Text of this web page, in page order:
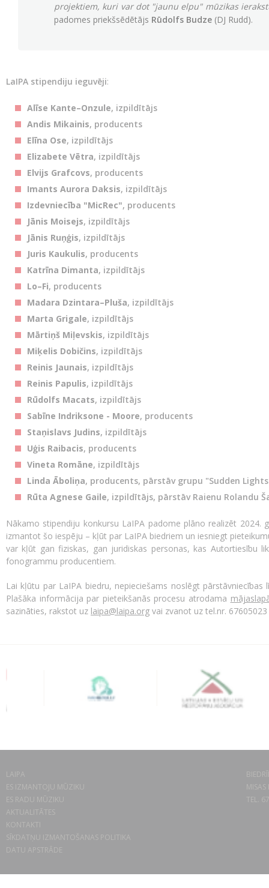
projektiem, kuri var dot "jaunu elpu"mūzikas
padomes priekšsēdētājs Rūdolfs Budze (DJ Rudd).
LaIPA stipendiju ieguvēji:
Alīse Kante–Onzule, izpildītājs
Andis Mikainis, producents
Elīna Ose, izpildītājs
Elizabete Vētra, izpildītājs
Elvijs Grafcovs, producents
Imants Aurora Daksis, izpildītājs
Izdevniecība "MicRec", producents
Jānis Moisejs, izpildītājs
Jānis Ruņģis, izpildītājs
Juris Kaukulis, producents
Katrīna Dimanta, izpildītājs
Lo–Fi, producents
Madara Dzintara–Pluša, izpildītājs
Marta Grigale, izpildītājs
Mārtiņš Miļevskis, izpildītājs
Miķelis Dobičins, izpildītājs
Reinis Jaunais, izpildītājs
Reinis Papulis, izpildītājs
Rūdolfs Macats, izpildītājs
Sabīne Indriksone - Moore, producents
Staņislavs Judins, izpildītājs
Uģis Raibacis, producents
Vineta Romāne, izpildītājs
Linda Āboliņa, producents, pārstāv grupu "Sudden
Rūta Agnese Gaile, izpildītājs, pārstāv Raienu Rolandu
Nākamo stipendiju konkursu LaIPA padome plāno realizēt 2024.
izmantot šo iespēju – kļūt par LaIPA biedriem un iesniegt
var kļūt gan fiziskas, gan juridiskas personas, kas Autortiesību
fonogrammu producentiem.
Lai kļūtu par LaIPA biedru, nepieciešams noslēgt
Plašāka informācija par pieteikšanās procesu atrodama
sazināties, rakstot uz laipa@laipa.org vai zvanot uz tel.nr.
LAIPA
ES IZMANTOJU MŪZIKU
ES RADU MŪZIKU
AKTUALITĀTES
KONTAKTI
SĪKDATŅU IZMANTOŠANAS POLITIKA
DATU APSTRĀDE
TEL.